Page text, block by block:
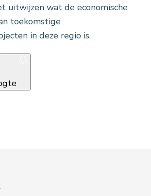
uitwijzen wat de economische
toekomstige
in deze regio is.